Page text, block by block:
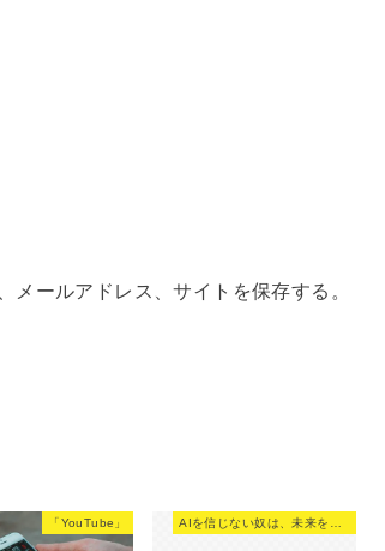
ールアドレス、サイトを保存する。
「YouTube」